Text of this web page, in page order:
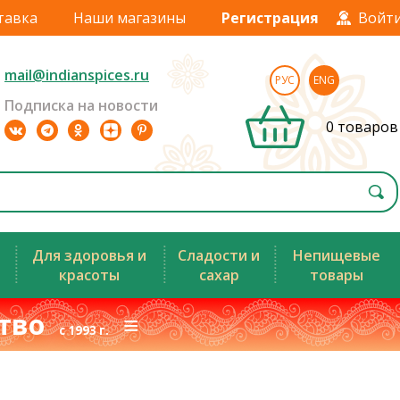
Наши магазины Регистрация
mail@indianspices.ru
Подписка на новости
РУС ENG
0 товаров
Для здоровья и
красоты
Сладости и
сахар
Непищевые
товары
с 1993 г.≡